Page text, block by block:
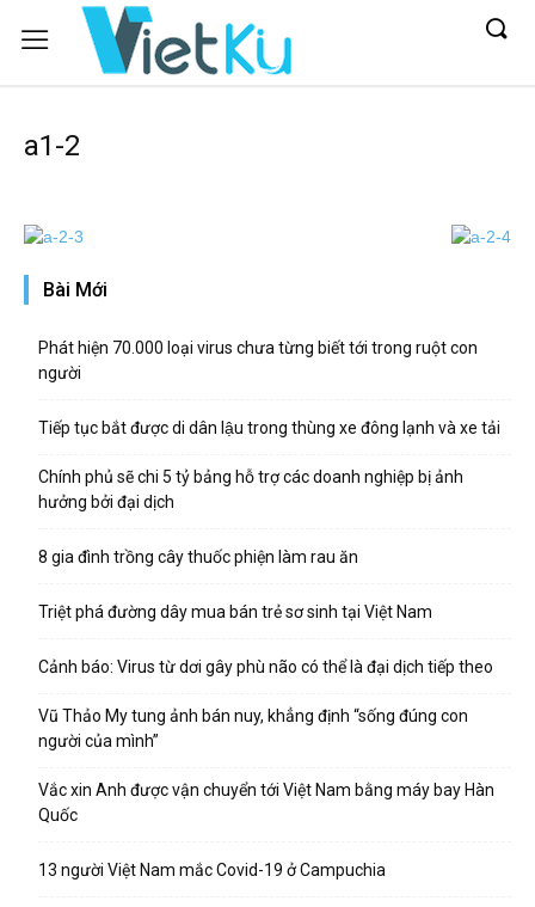
a1-2
Bài Mới
Phát hiện 70.000 loại virus chưa từng biết tới trong ruột con
người
Tiếp tục bắt được di dân lậu trong thùng xe đông lạnh và xe tải
Chính phủ sẽ chi 5 tỷ bảng hỗ trợ các doanh nghiệp bị ảnh
hưởng bởi đại dịch
8 gia đình trồng cây thuốc phiện làm rau ăn
Triệt phá đường dây mua bán trẻ sơ sinh tại Việt Nam
Cảnh báo: Virus từ dơi gây phù não có thể là đại dịch tiếp theo
Vũ Thảo My tung ảnh bán nuy, khẳng định “sống đúng con
người của mình”
Vắc xin Anh được vận chuyển tới Việt Nam bằng máy bay Hàn
Quốc
13 người Việt Nam mắc Covid-19 ở Campuchia